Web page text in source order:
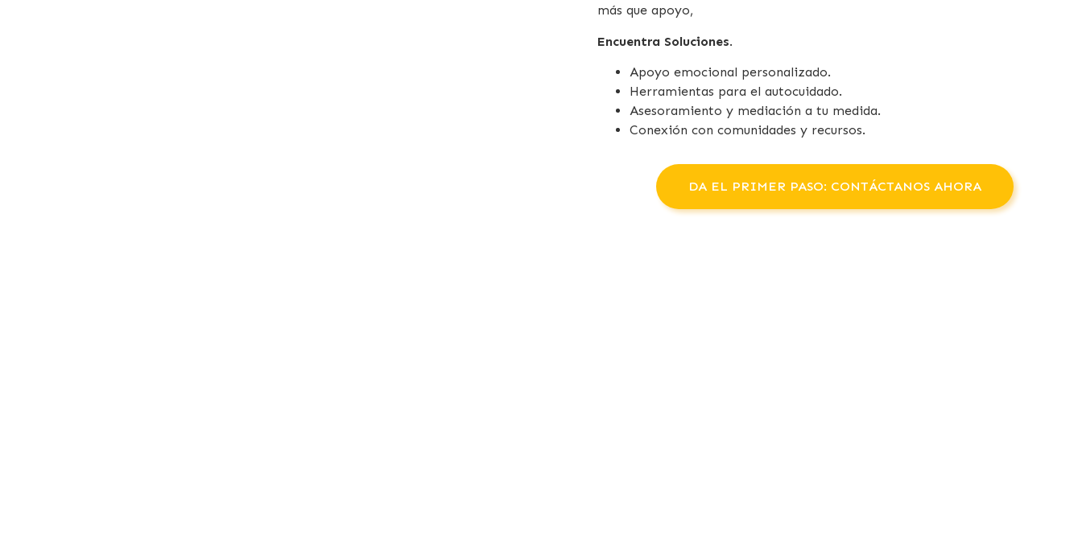
más que apoyo,
Encuentra Soluciones.
Apoyo emocional personalizado.
Herramientas para el autocuidado.
Asesoramiento y mediación a tu medida.
Conexión con comunidades y recursos.
DA EL PRIMER PASO: CONTÁCTANOS AHORA